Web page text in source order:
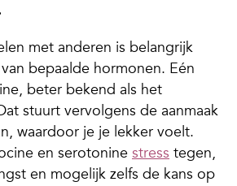
met anderen is belangrijk
bepaalde hormonen. Eén
beter bekend als het
stuurt vervolgens de aanmaak
waardoor je je lekker voelt.
en serotonine stress tegen,
en mogelijk zelfs de kans op